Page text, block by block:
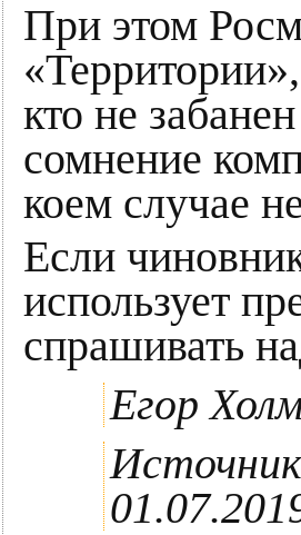
При этом
кто не
сомнение
коем случае
Если
использует
спрашивать
Егор
Источник